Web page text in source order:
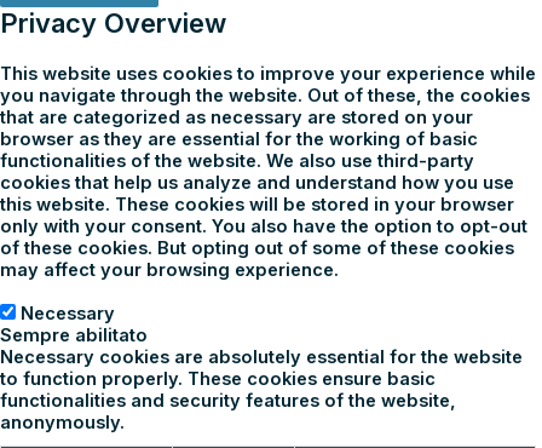
Privacy Overview
This website uses cookies to improve your experience while
you navigate through the website. Out of these, the cookies
that are categorized as necessary are stored on your
browser as they are essential for the working of basic
functionalities of the website. We also use third-party
cookies that help us analyze and understand how you use
this website. These cookies will be stored in your browser
only with your consent. You also have the option to opt-out
of these cookies. But opting out of some of these cookies
may affect your browsing experience.
Necessary
Sempre abilitato
Necessary cookies are absolutely essential for the website
to function properly. These cookies ensure basic
functionalities and security features of the website,
anonymously.